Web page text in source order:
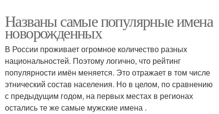
Названы самые популярные имена
новорожденных
В России проживает огромное количество разных
национальностей. Поэтому логично, что рейтинг
популярности имён меняется. Это отражает в том числе
этнический состав населения. Но в целом, по сравнению
с предыдущим годом, на первых местах в регионах
остались те же самые мужские имена .